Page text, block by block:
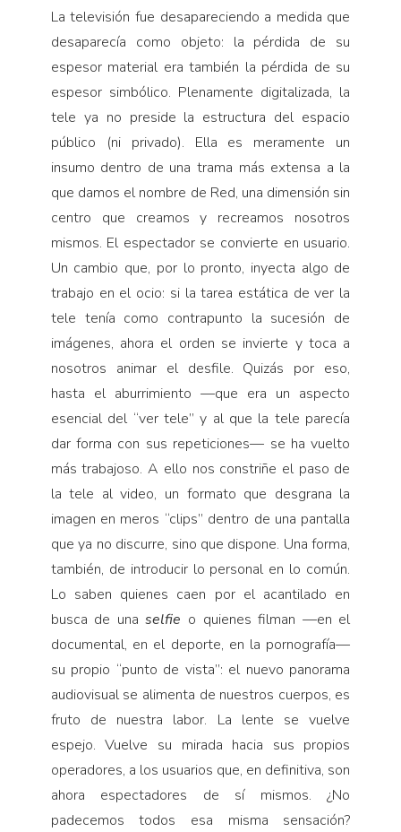
La televisión fue desapareciendo a medida que
desaparecía como objeto: la pérdida de su
espesor material era también la pérdida de su
espesor simbólico. Plenamente digitalizada, la
tele ya no preside la estructura del espacio
público (ni privado). Ella es meramente un
insumo dentro de una trama más extensa a la
que damos el nombre de Red, una dimensión sin
centro que creamos y recreamos nosotros
mismos. El espectador se convierte en usuario.
Un cambio que, por lo pronto, inyecta algo de
trabajo en el ocio: si la tarea estática de ver la
tele tenía como contrapunto la sucesión de
imágenes, ahora el orden se invierte y toca a
nosotros animar el desfile. Quizás por eso,
hasta el aburrimiento —que era un aspecto
esencial del “ver tele” y al que la tele parecía
dar forma con sus repeticiones— se ha vuelto
más trabajoso. A ello nos constriñe el paso de
la tele al video, un formato que desgrana la
imagen en meros “clips” dentro de una pantalla
que ya no discurre, sino que dispone. Una forma,
también, de introducir lo personal en lo común.
Lo saben quienes caen por el acantilado en
busca de unaselfie o quienes filman —en el
documental, en el deporte, en la pornografía—
su propio “punto de vista”: el nuevo panorama
audiovisual se alimenta de nuestros cuerpos, es
fruto de nuestra labor. La lente se vuelve
espejo. Vuelve su mirada hacia sus propios
operadores, a los usuarios que, en definitiva, son
ahora espectadores de sí mismos. ¿No
padecemos todos esa misma sensación?